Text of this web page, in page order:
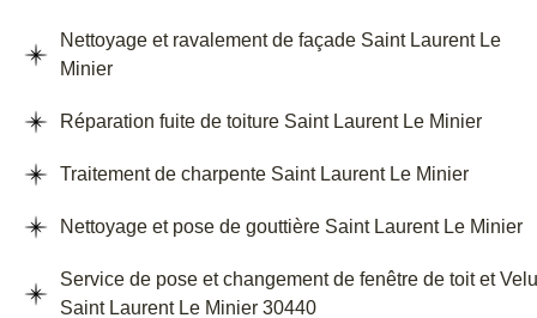
Nettoyage et ravalement de façade Saint Laurent Le
Minier
Réparation fuite de toiture Saint Laurent Le Minier
Traitement de charpente Saint Laurent Le Minier
Nettoyage et pose de gouttière Saint Laurent Le Minier
Service de pose et changement de fenêtre de toit et
Saint Laurent Le Minier 30440